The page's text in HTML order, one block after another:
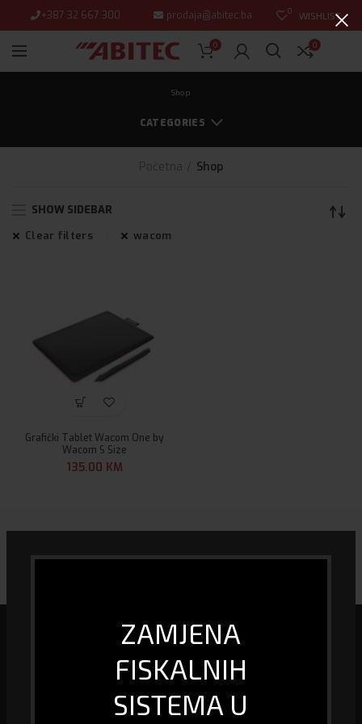
ZAMJENA
FISKALNIH
SISTEMA U
+387 32 667 300 prodaja@abitec.ba 0 WISHLIST
0 0
Shop
CATEGORIES
Shop
SHOW SIDEBAR
Clear filters
wacom
Grafički Tablet Wacom One by
Wacom S Size
135.00 KM
Mi smo specijalizirana firma u oblasti biro informacione tehnologije, kao